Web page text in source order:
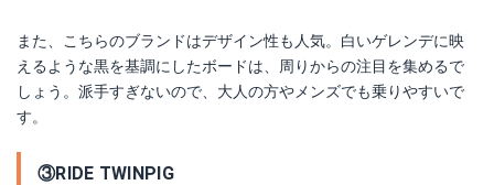
また、こちらのブランドはデザイン性も人気。白いゲレンデに映
えるような黒を基調にしたボードは、周りからの注目を集めるで
しょう。派手すぎないので、大人の方やメンズでも乗りやすいで
す。
③RIDE TWINPIG